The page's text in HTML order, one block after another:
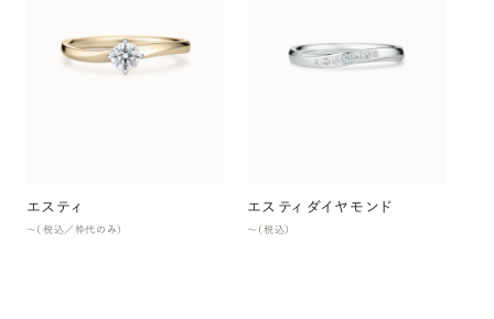
エスティ
〜（税込／枠代のみ）
エスティ ダイヤモンド
〜（税込）